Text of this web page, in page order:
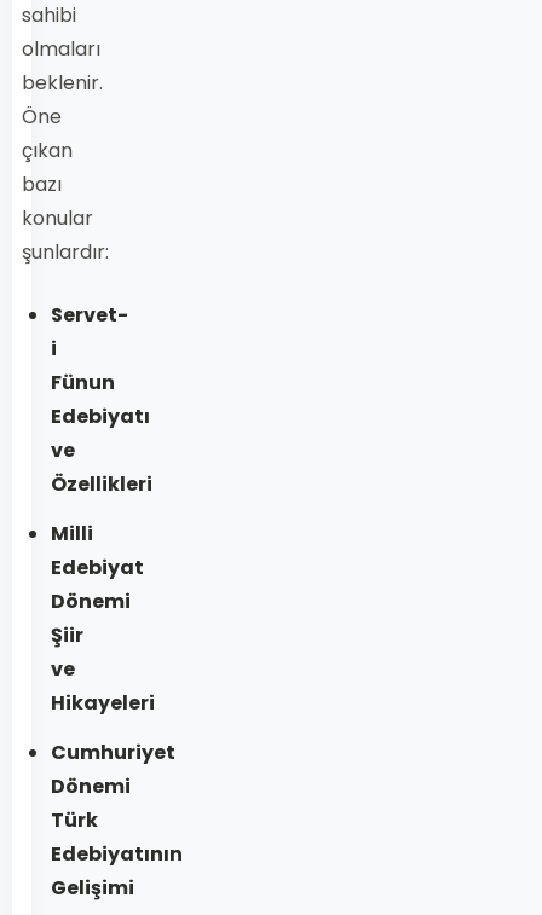
sahibi
olmaları
beklenir.
Öne
çıkan
bazı
konular
şunlardır:
Servet-
i
Fünun
Edebiyatı
ve
Özellikleri
Milli
Edebiyat
Dönemi
Şiir
ve
Hikayeleri
Cumhuriyet
Dönemi
Türk
Edebiyatının
Gelişimi